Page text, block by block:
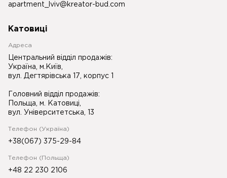
apartment_lviv@kreator-bud.com
Катовиці
Адреса
Центральний відділ продажів:
Україна, м.Київ,
вул. Дегтярівська 17, корпус 1
Головний відділ продажів:
Польща, м. Катовиці,
вул. Університетська, 13
Телефон (Україна)
+38(067) 375-29-84
Телефон (Польща)
+48 22 230 2106